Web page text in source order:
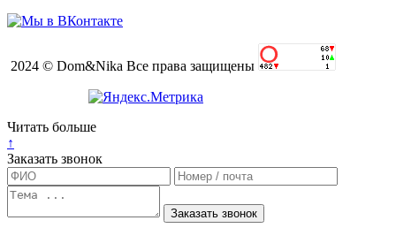
2024 © Dom&Nika Все права защищены
Читать больше
↑
Заказать звонок